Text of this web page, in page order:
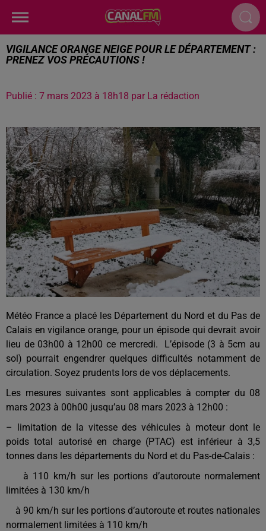
VIGILANCE ORANGE NEIGE POUR LE DÉPARTEMENT :
PRENEZ VOS PRÉCAUTIONS !
Publié : 7 mars 2023 à 18h18 par La rédaction
Météo France a placé les Département du Nord et du Pas de
Calais en vigilance orange, pour un épisode qui devrait avoir
lieu de 03h00 à 12h00 ce mercredi. L’épisode (3 à 5cm au
sol) pourrait engendrer quelques difficultés notamment de
circulation. Soyez prudents lors de vos déplacements.
Les mesures suivantes sont applicables à compter du 08
mars 2023 à 00h00 jusqu’au 08 mars 2023 à 12h00 :
– limitation de la vitesse des véhicules à moteur dont le
poids total autorisé en charge (PTAC) est inférieur à 3,5
tonnes dans les départements du Nord et du Pas-de-Calais :
à 110 km/h sur les portions d’autoroute normalement
limitées à 130 km/h
à 90 km/h sur les portions d’autoroute et routes nationales
normalement limitées à 110 km/h